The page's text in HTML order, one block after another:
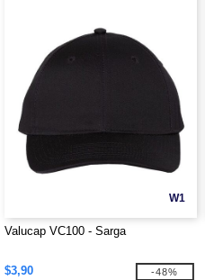
W1
Valucap VC100 - Sarga
$3,90 -48%